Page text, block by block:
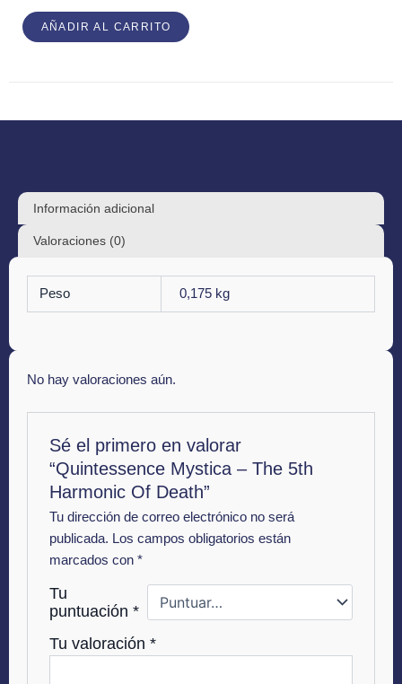
The
cantidad
AÑADIR AL CARRITO
Información adicional
Valoraciones (0)
Peso 0,175 kg
No hay valoraciones aún.
Sé el primero en valorar
“Quintessence Mystica – The 5th
Harmonic Of Death”
Tu dirección de correo electrónico no será
publicada. Los campos obligatorios están
marcados con*
Tu
puntuación*
Tu valoración*